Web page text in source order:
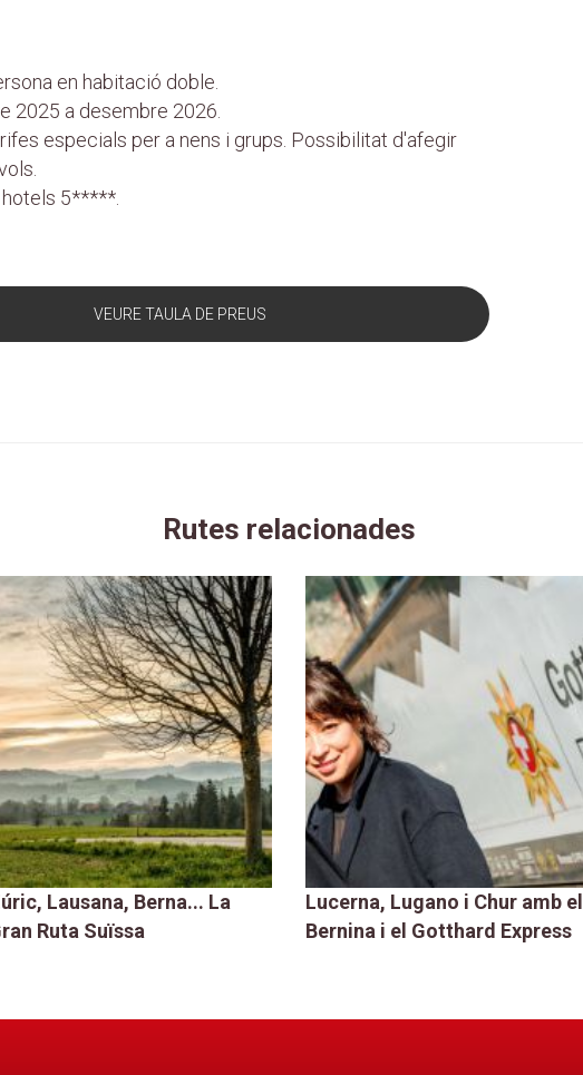
en habitació doble.
2025 a desembre 2026.
especials per a nens i grups. Possibilitat d'afegir
5*****.
VEURE TAULA DE PREUS
Rutes relacionades
Lausana, Berna... La
Ruta Suïssa
Lucerna, Lugano i Chur amb el
Bernina i el Gotthard Express